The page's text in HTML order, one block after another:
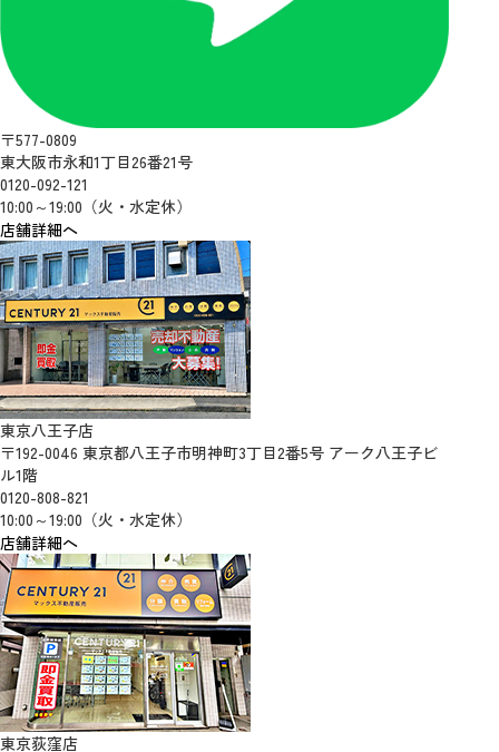
〒577-0809
東大阪市永和1丁目26番21号
0120-092-121
10:00～19:00（火・水定休）
店舗詳細へ
東京八王子店
〒192-0046 東京都八王子市明神町3丁目2番5号 アーク八王子ビ
ル1階
0120-808-821
10:00～19:00（火・水定休）
店舗詳細へ
東京荻窪店